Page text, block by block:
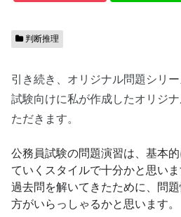
判断推理
引き続き、オリジナル問題シリ
試験向けに私が作成したオリジ
ただきます。
公務員試験の問題演習は、基本
ていくスタイルで十分かと思い
過去問を解いてきたために、問
方がいらっしゃるかと思います。